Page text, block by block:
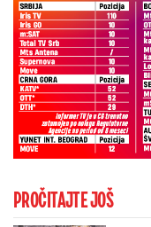
PROČITAJTE JOŠ